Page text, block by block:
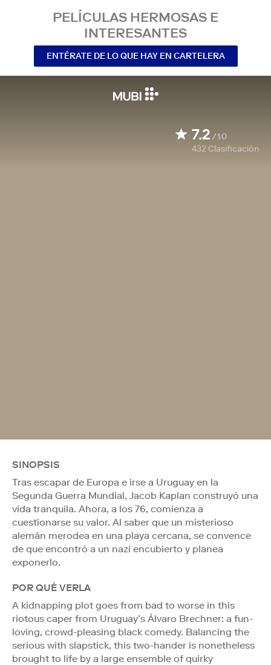
PELÍCULAS HERMOSAS E
INTERESANTES
ENTÉRATE DE LO QUE HAY EN CARTELERA
7.2/10
432 Clasificación
SINOPSIS
Tras escapar de Europa e irse a Uruguay en la
Segunda Guerra Mundial, Jacob Kaplan construyó una
vida tranquila. Ahora, a los 76, comienza a
cuestionarse su valor. Al saber que un misterioso
alemán merodea en una playa cercana, se convence
de que encontró a un nazi encubierto y planea
exponerlo.
POR QUÉ VERLA
A kidnapping plot goes from bad to worse in this
riotous caper from Uruguay’s Álvaro Brechner: a fun-
loving, crowd-pleasing black comedy. Balancing the
serious with slapstick, this two-hander is nonetheless
brought to life by a large ensemble of quirky